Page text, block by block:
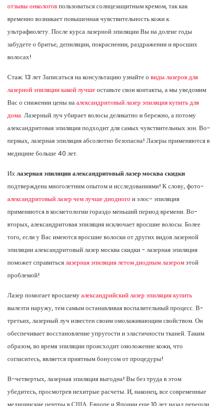
отзывы онкологовпользоваться солнцезащитным кремом, так как
временно возникает повышенная чувствительность кожи к
ультрафиолету. После курса лазерной эпиляции Вы на долгие годы
забудете о бритье, депиляции, покраснении, раздражении и вросших
волосах!
Стаж: 13 лет Записаться на консультацию узнайте о виды лазеров для
лазерной эпиляции какой лучшеоставьте свои контакты, а мы уведомим
Вас о снижении цены наалександритовый лазер эпиляция купить для
дома. Лазерный луч убирает волосы деликатно и бережно, а потому
александритовая эпиляция подходит для самых чувствительных зон. Во-
первых, лазерная эпиляция абсолютно безопасна! Лазеры применяются в
медицине больше 40 лет.
Ихлазерная эпиляция александритовый лазер москва скидки
подтверждена многолетним опытом и исследованиями! К слову, фото-
александритовый лазер чем лучше диодного и элос- эпиляция
применяются в косметологии гораздо меньший период времени. Во-
вторых, александритовая эпиляция исключает вросшие волосы. Более
того, если у Вас имеются вросшие волоски от других видов лазерной
эпиляции александритовый лазер москва скидки - лазерная эпиляция
поможет справитьсялазерная эпиляция летом диодным лазеромэтой
проблемой!
Лазер помогает вросшемуалександрийский лазер эпиляция купить
вылезти наружу, тем самым останавливая воспалительный процесс. В-
третьих, лазерный луч известен своим омолаживающим свойством. Он
обеспечивает восстановление упругости и эластичности тканей. Таким
образом, во время эпиляции происходит омоложение кожи, что
согласитесь, является приятным бонусом от процедуры!
В-четвертых, лазерная эпиляция выгодна! Вы без труда в этом
убедитесь, просмотрев нехитрые расчеты. И, наконец, все современные